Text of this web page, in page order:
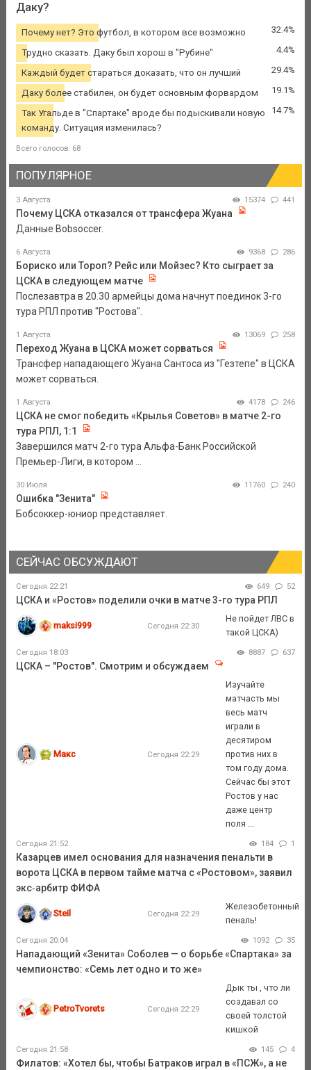
Даку?
Почему нет? Это футбол, в котором все возможно 32.4%
Трудно сказать. Даку был хорош в "Рубине" 4.4%
Каждый будет стараться доказать, что он лучший 29.4%
Даку более стабилен, он будет основным форвардом 19.1%
Так Угальде в "Спартаке" вроде бы подыскивали новую
команду. Ситуация изменилась?
14.7%
Всего голосов: 68
ПОПУЛЯРНОЕ
3 Августа 15374 441
Почему ЦСКА отказался от трансфера Жуана
Данные Bobsoccer.
6 Августа 9368 286
Бориско или Тороп? Рейс или Мойзес? Кто сыграет за
ЦСКА в следующем матче
Послезавтра в 20.30 армейцы дома начнут поединок 3-го
тура РПЛ против "Ростова".
1 Августа 13069 258
Переход Жуана в ЦСКА может сорваться
Трансфер нападающего Жуана Сантоса из "Гезтепе" в ЦСКА
может сорваться.
1 Августа 4178 246
ЦСКА не смог победить «Крылья Советов» в матче 2-го
тура РПЛ, 1:1
Завершился матч 2-го тура Альфа-Банк Российской
Премьер-Лиги, в котором ...
30 Июля 11760 240
Ошибка "Зенита"
Бобсоккер-юниор представляет.
СЕЙЧАС ОБСУЖДАЮТ
Сегодня 22:21 649 52
ЦСКА и «Ростов» поделили очки в матче 3-го тура РПЛ
maksi999 Сегодня 22:30
Не пойдет ЛВС в
такой ЦСКА)
Сегодня 18:03 8887 637
ЦСКА – "Ростов". Смотрим и обсуждаем
Макс Сегодня 22:29
Изучайте
матчасть мы
весь матч
играли в
десятиром
против них в
том году дома.
Сейчас бы этот
Ростов у нас
даже центр
поля ...
Сегодня 21:52 184 1
Казарцев имел основания для назначения пенальти в
ворота ЦСКА в первом тайме матча с «Ростовом», заявил
экс‑арбитр ФИФА
Steil Сегодня 22:29
Железобетонный
пеналь!
Сегодня 20:04 1092 35
Нападающий «Зенита» Соболев — о борьбе «Спартака» за
чемпионство: «Семь лет одно и то же»
PetroTvorets Сегодня 22:29
Дык ты , что ли
создавал со
своей толстой
кишкой
Сегодня 21:58 145 4
Филатов: «Хотел бы, чтобы Батраков играл в «ПСЖ», а не